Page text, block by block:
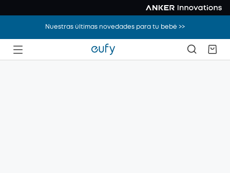
Nuestras últimas novedades para tu bebé >>